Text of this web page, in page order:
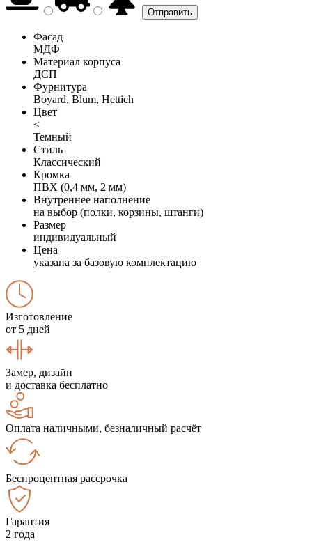
Фасад
МДФ
Материал корпуса
ДСП
Фурнитура
Boyard, Blum, Hettich
Цвет
<
Темный
Стиль
Классический
Кромка
ПВХ (0,4 мм, 2 мм)
Внутреннее наполнение
на выбор (полки, корзины, штанги)
Размер
индивидуальный
Цена
указана за базовую комплектацию
Изготовление
от 5 дней
Замер, дизайн
и доставка бесплатно
Оплата наличными, безналичный расчёт
Беспроцентная рассрочка
Гарантия
2 года